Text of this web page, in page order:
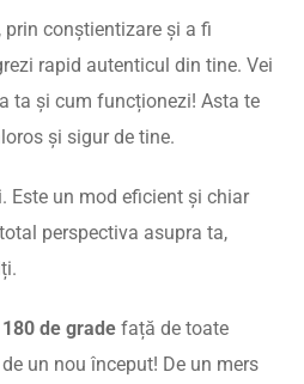
prin conștientizare și a fi
rapid autenticul din tine. Vei
ta și cum funcționezi! Asta te
și sigur de tine.
Este un mod eficient și chiar
perspectiva asupra ta,
180 de grade față de toate
un nou început! De un mers